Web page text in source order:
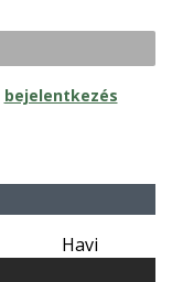
bejelentkezés
Havi